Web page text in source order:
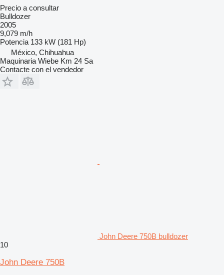
Precio a consultar
Bulldozer
2005
9,079 m/h
Potencia 133 kW (181 Hp)
México, Chihuahua
Maquinaria Wiebe Km 24 Sa
Contacte con el vendedor
John Deere 750B bulldozer
10
John Deere 750B